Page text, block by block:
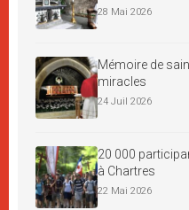
28 Mai 2026
Mémoire de
miracles
24 Juil 2026
20 000
à Chartres
22 Mai 2026